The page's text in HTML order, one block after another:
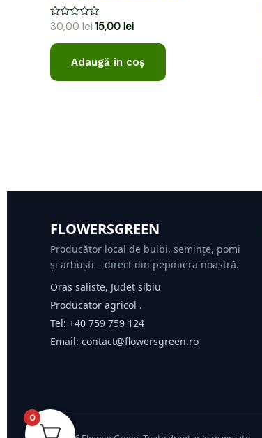
Evaluat
0
din
30,00lei 15,00 lei
Adaugă în coș
FLOWERSGREEN
Producător local de bulbi, semințe, pomi
și arbuști – direct din pepiniera noastră.
Oraș saliste, Județ sibiu
Producator agricol .
Tel: +40 759 759 124
Email: contact@flowersgreen.ro
0